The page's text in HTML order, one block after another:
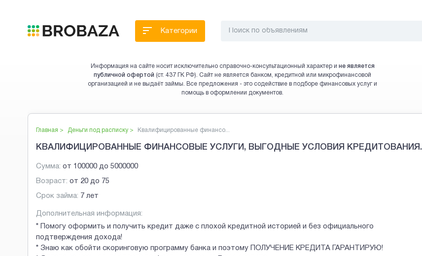
Категории
Информация на сайте носит исключительно справочно-консультационный характер и не является
публичной офертой (ст. 437 ГК РФ). Сайт не является банком, кредитной или микрофинансовой
организацией и не выдаёт займы. Все предложения - это содействие в подборе финансовых услуг и
помощь в оформлении документов.
Главная > Деньги под расписку > Квалифицированные финансо...
КВАЛИФИЦИРОВАННЫЕ ФИНАНСОВЫЕ УСЛУГИ, ВЫГОДНЫЕ УСЛОВИЯ КРЕДИТОВАНИЯ.
Сумма: от 100000 до 5000000
Возраст: от 20 до 75
Срок займа: 7 лет
Дополнительная информация:
* Помогу оформить и получить кредит даже с плохой кредитной историей и без официального
подтверждения дохода!
* Знаю как обойти скоринговую программу банка и поэтому ПОЛУЧЕНИЕ КРЕДИТА ГАРАНТИРУЮ!